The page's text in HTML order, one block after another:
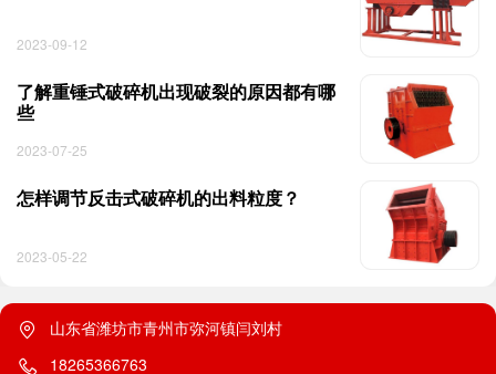
2023-09-12
了解重锤式破碎机出现破裂的原因都有哪
些
2023-07-25
怎样调节反击式破碎机的出料粒度？
2023-05-22
山东省潍坊市青州市弥河镇闫刘村
18265366763